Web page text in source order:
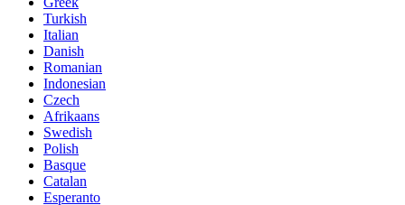
Turkish
Italian
Danish
Romanian
Indonesian
Czech
Afrikaans
Swedish
Polish
Basque
Catalan
Esperanto